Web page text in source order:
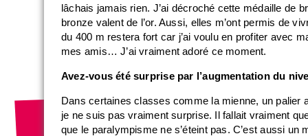
lâchais jamais rien. J’ai décroché cette médaille de
bronze valent de l’or. Aussi, elles m’ont permis de
du 400 m restera fort car j’ai voulu en profiter avec
mes amis… J’ai vraiment adoré ce moment.
Avez-vous été surprise par l’augmentation du
Dans certaines classes comme la mienne, un palier
je ne suis pas vraiment surprise. Il fallait vraiment
que le paralympisme ne s’éteint pas. C’est aussi